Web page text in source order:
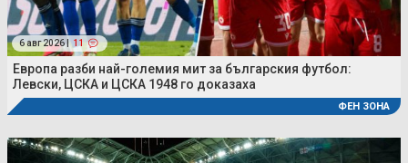
6 авг 2026 | 11
Европа разби най-големия мит за българския футбол:
Левски, ЦСКА и ЦСКА 1948 го доказаха
ФЕН ЗОНА